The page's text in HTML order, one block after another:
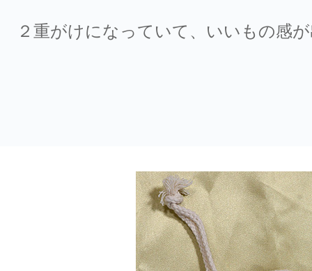
２重がけになっていて、いいもの感